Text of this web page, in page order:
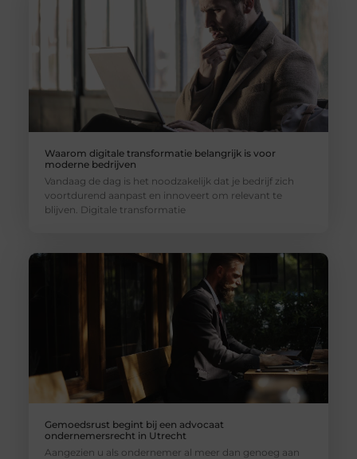
Waarom digitale transformatie belangrijk is voor
moderne bedrijven
Vandaag de dag is het noodzakelijk dat je bedrijf zich
voortdurend aanpast en innoveert om relevant te
blijven. Digitale transformatie
Gemoedsrust begint bij een advocaat
ondernemersrecht in Utrecht
Aangezien u als ondernemer al meer dan genoeg aan